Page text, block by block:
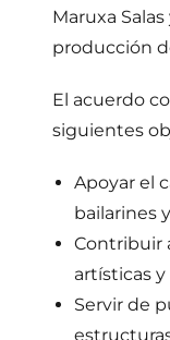
Maruxa
producción
El acuerdo
siguientes
Apoyar el
bailarines
Contribuir
artísticas
Servir de